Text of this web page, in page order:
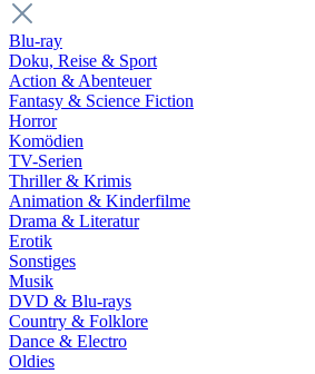
Blu-ray
Doku, Reise & Sport
Action & Abenteuer
Fantasy & Science Fiction
Horror
Komödien
TV-Serien
Thriller & Krimis
Animation & Kinderfilme
Drama & Literatur
Erotik
Sonstiges
Musik
DVD & Blu-rays
Country & Folklore
Dance & Electro
Oldies